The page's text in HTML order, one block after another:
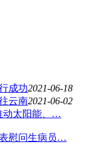
成功2021-06-18
云南2021-06-02
动太阳能、…
慰问生病员…